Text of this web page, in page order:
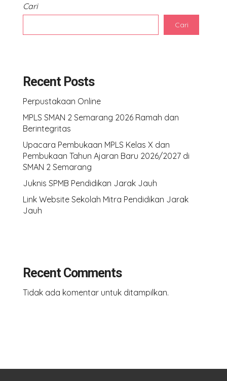
Cari
Cari
Recent Posts
Perpustakaan Online
MPLS SMAN 2 Semarang 2026 Ramah dan
Berintegritas
Upacara Pembukaan MPLS Kelas X dan
Pembukaan Tahun Ajaran Baru 2026/2027 di
SMAN 2 Semarang
Juknis SPMB Pendidikan Jarak Jauh
Link Website Sekolah Mitra Pendidikan Jarak
Jauh
Recent Comments
Tidak ada komentar untuk ditampilkan.